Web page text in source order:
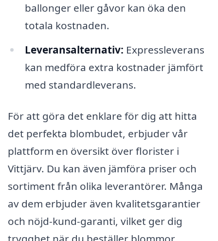
ballonger eller gåvor kan öka den
totala kostnaden.
Leveransalternativ: Expressleverans
kan medföra extra kostnader jämfört
med standardleverans.
För att göra det enklare för dig att hitta
det perfekta blombudet, erbjuder vår
plattform en översikt över florister i
Vittjärv. Du kan även jämföra priser och
sortiment från olika leverantörer. Många
av dem erbjuder även kvalitetsgarantier
och nöjd-kund-garanti, vilket ger dig